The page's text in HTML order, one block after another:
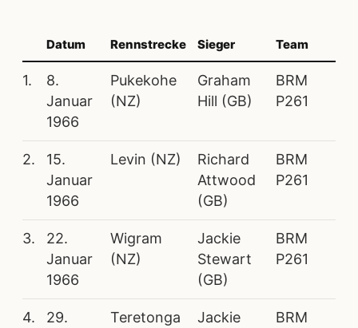
Datum Rennstrecke Sieger Team
1.
8.
Januar
1966
Pukekohe
(NZ)
Graham
Hill (GB)
BRM
P261
2.
15.
Januar
1966
Levin (NZ)
Richard
Attwood
(GB)
BRM
P261
3.
22.
Januar
1966
Wigram
(NZ)
Jackie
Stewart
(GB)
BRM
P261
4.
29.
Teretonga
Jackie
BRM